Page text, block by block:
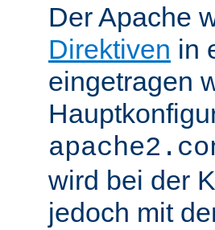
Der Apache
Direktiven in
eingetragen
wird bei der
jedoch mit